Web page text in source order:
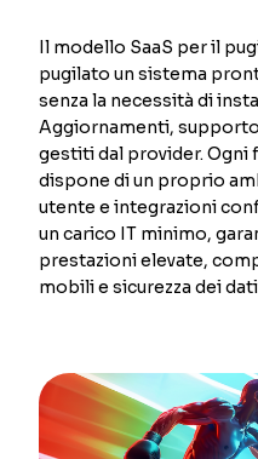
Il modello SaaS per il
pugilato un sistema
senza la necessità di
Aggiornamenti,
gestiti dal provider. Ogni
dispone di un proprio
utente e integrazioni
un carico IT minimo,
prestazioni elevate,
mobili e sicurezza dei